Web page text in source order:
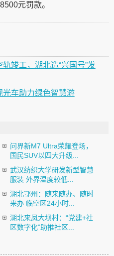
元罚款。
竣工，湖北造“兴国号”发
车助力绿色智慧游
问界新M7 Ultra荣耀登场，
国民SUV以四大升级...
武汉纺织大学研发新型智慧
服装 外界温度较低...
湖北鄂州：随来随办、随时
来办 临空区24小时...
湖北来凤大坝村：“党建+社
区数字化”助推社区...